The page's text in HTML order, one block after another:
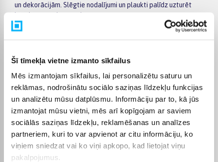
Šī tīmekļa vietne izmanto sīkfailus
Mēs izmantojam sīkfailus, lai personalizētu saturu un
reklāmas, nodrošinātu sociālo saziņas līdzekļu funkcijas
un analizētu mūsu datplūsmu. Informāciju par to, kā jūs
izmantojat mūsu vietni, mēs arī kopīgojam ar saviem
sociālās saziņas līdzekļu, reklamēšanas un analīzes
partneriem, kuri to var apvienot ar citu informāciju, ko
viņiem sniedzat vai ko viņi apkopo, kad lietojat viņu
pakalpojumus.
un dekorācijām. Slēgtie nodalījumi un plaukti palīdz uzturēt
kārtību un paslēpt vadus.
Dizains un materiāli
tos pieskaņot interjeram.
Piemērots dažādām telpām
TV galdiņi ir piemēroti viesistabai, atpūtas zonai vai mājas kino
telpai. Tie labi iederas gan mazās, gan lielās telpās.
Kā izvēlēties piemērotu TV galdiņu?
Izvēloties svarīgi ņemt vērā izmēru, augstumu un uzglabāšanas
iespējas. Pareizi izvēlēts galdiņš nodrošina ērtu lietošanu un
papildina telpas funkcionalitāti.